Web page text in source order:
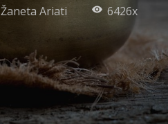
Žaneta Ariati 6426x